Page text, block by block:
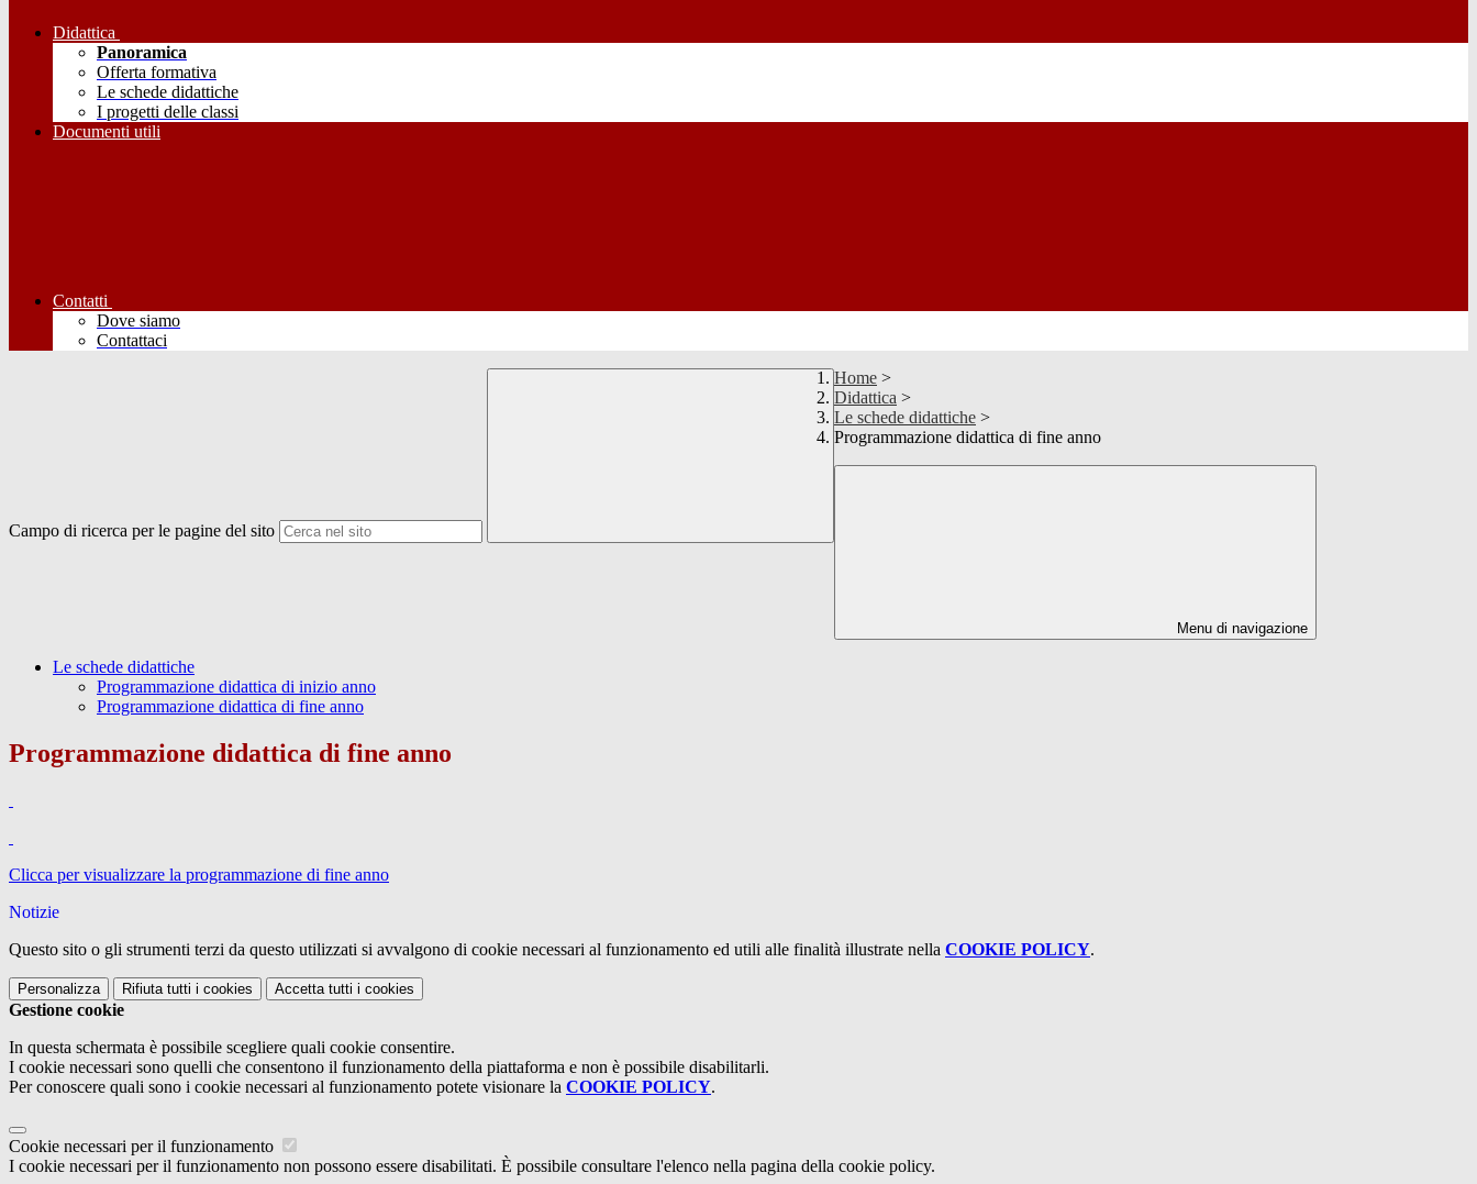
Didattica
Panoramica
Offerta formativa
Le schede didattiche
I progetti delle classi
Documenti utili
Contatti
Dove siamo
Contattaci
Campo di ricerca per le pagine del sito
Home >
Didattica >
Le schede didattiche >
Programmazione didattica di fine anno
Menu di navigazione
Le schede didattiche
Programmazione didattica di inizio anno
Programmazione didattica di fine anno
Programmazione didattica di fine anno
Clicca per visualizzare la programmazione di fine anno
Notizie
Questo sito o gli strumenti terzi da questo utilizzati si avvalgono di cookie necessari al funzionamento ed utili alle finalità illustrate nella COOKIE POLICY.
Personalizza Rifiuta tutti i cookies Accetta tutti i cookies
Gestione cookie
In questa schermata è possibile scegliere quali cookie consentire.
I cookie necessari sono quelli che consentono il funzionamento della piattaforma e non è possibile disabilitarli.
Per conoscere quali sono i cookie necessari al funzionamento potete visionare la COOKIE POLICY.
Cookie necessari per il funzionamento
I cookie necessari per il funzionamento non possono essere disabilitati. È possibile consultare l'elenco nella pagina della cookie policy.